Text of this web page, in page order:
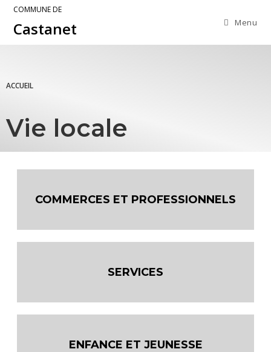
COMMUNE DE
Castanet Menu
ACCUEIL
Vie locale
COMMERCES ET PROFESSIONNELS
SERVICES
ENFANCE ET JEUNESSE